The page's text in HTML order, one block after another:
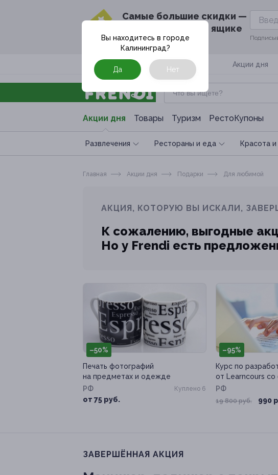
Cамые большие скидки —
в твоём почтовом ящике
Москва Акции дня
Акции дня Товары Туризм РестоКупоны
Развлечения Рестораны и еда Красота и
Вы находитесь в городе
Калининград?
Да Нет
Главная Акции дня Подарки Для любимой
АКЦИЯ, КОТОРУЮ ВЫ ИСКАЛИ,
К сожалению, выгодные
Но у Frendi есть
–50%
Печать фотографий
на предметах и одежде
РФ
от 75 руб.
Куплено 6
–95%
Курс по
от Learncours со
РФ
19 800 руб. 990
ЗАВЕРШЁННАЯ АКЦИЯ